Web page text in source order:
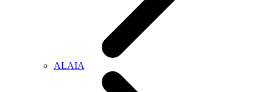
ALAIA